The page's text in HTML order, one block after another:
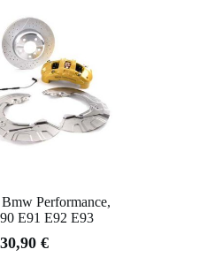
Performance,
E91 E92 E93
€